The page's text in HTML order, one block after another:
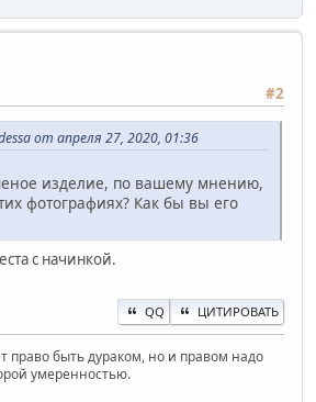
#2
от апреля 27, 2020, 01:36
изделие, по вашему мнению,
фотографиях? Как бы вы его
с начинкой.
QQ ЦИТИРОВАТЬ
право быть дураком, но и правом надо
умеренностью.